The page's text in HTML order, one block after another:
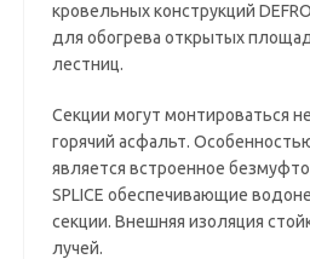
кровельных конструкций
для обогрева открытых
лестниц.
Секции могут монтироваться
горячий асфальт.
является встроенное
SPLICE обеспечивающие
секции. Внешняя изоляция
лучей.